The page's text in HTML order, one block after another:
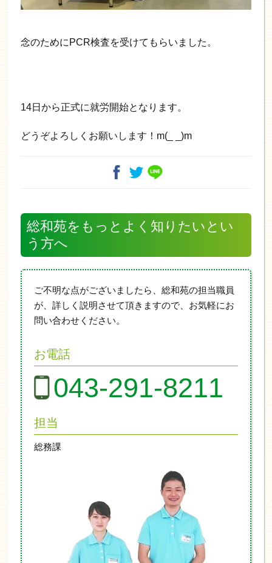
念のためにPCR検査を受けてもらいました。
14日から正式に就労開始となります。
どうぞよろしくお願いします！m(_ _)m
総和苑をもっとよく知りたいとい
う方へ
ご不明な点がございましたら、総和苑の担当職員
が、詳しく説明させて頂きますので、お気軽にお
問い合わせください。
お電話
043-291-8211
担当
総務課